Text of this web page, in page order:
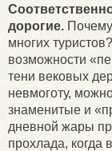
дорогие.
многих
возможности
тени вековых
невмоготу,
знаменитые и
дневной жары
прохлада, когда